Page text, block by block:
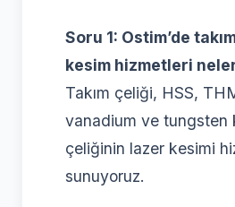
Soru 1: Ostim’de
kesim hizmetleri
Takım çeliği, HSS,
vanadium ve tungsten
çeliğinin lazer kesimi
sunuyoruz.